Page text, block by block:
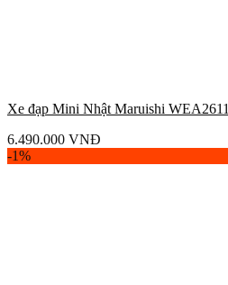
Xe đạp Mini Nhật Maruishi WEA2611
6.490.000 VNĐ
-1%